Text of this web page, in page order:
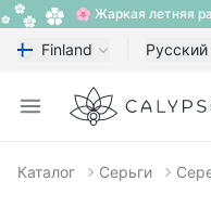
🌸 Жаркая летняя
Finland Русский
Open menu
Calypso
Каталог Серьги